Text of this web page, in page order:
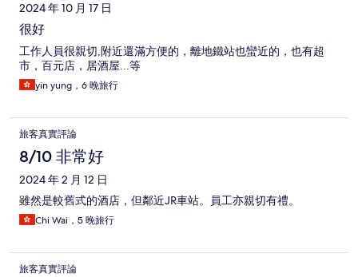
2024 年 10 月 17 日
很好
工作人員很親切,附近還滿方便的，離地鐵站也蠻近的，也有超
市，百元店，居酒屋...等
yin yung，6 晚旅行
旅客真實評論
8/10 非常好
2024 年 2 月 12 日
雖然是較舊式的酒店，但鄰近JR車站。員工亦親切有禮。
Chi Wai，5 晚旅行
旅客真實評論